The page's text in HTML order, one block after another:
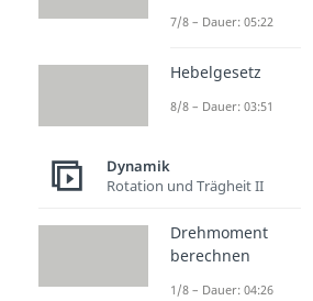
7/8 – Dauer: 05:22
Hebelgesetz
8/8 – Dauer: 03:51
Dynamik
Rotation und Trägheit II
Drehmoment
berechnen
1/8 – Dauer: 04:26